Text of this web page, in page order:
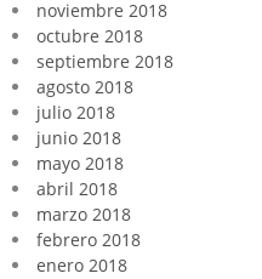
noviembre 2018
octubre 2018
septiembre 2018
agosto 2018
julio 2018
junio 2018
mayo 2018
abril 2018
marzo 2018
febrero 2018
enero 2018